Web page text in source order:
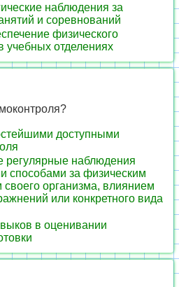
наблюдения за
и соревнований
физического
учебных отделениях
доступными
регулярные наблюдения
способами за физическим
своего организма, влиянием
или конкретного вида
в оценивании